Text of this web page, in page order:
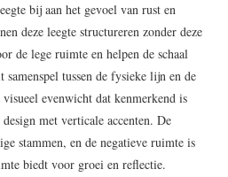
bij aan het gevoel van rust en
deze leegte structureren zonder deze
de lege ruimte en helpen de schaal
tussen de fysieke lijn en de
evenwicht dat kenmerkend is
met verticale accenten. De
stammen, en de negatieve ruimte is
biedt voor groei en reflectie.